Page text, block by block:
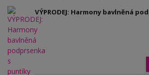
VÝPRODEJ: Harmony bavlněná